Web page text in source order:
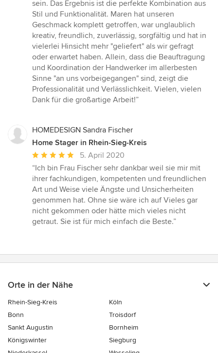
sein. Das Ergebnis ist die perfekte Kombination aus
Stil und Funktionalität. Maren hat unseren
Geschmack komplett getroffen, war unglaublich
kreativ, freundlich, zuverlässig, sorgfältig und hat in
vielerlei Hinsicht mehr "geliefert" als wir gefragt
oder erwartet haben. Allein, dass die Beauftragung
und Koordination der Handwerker im allerbesten
Sinne "an uns vorbeigegangen" sind, zeigt die
Professionalität und Verlässlichkeit. Vielen, vielen
Dank für die großartige Arbeit!”
HOMEDESIGN Sandra Fischer
Home Stager in Rhein-Sieg-Kreis
Durchschnittliche
Bewertung:
5
von
5
Sternen
5. April 2020
“Ich bin Frau Fischer sehr dankbar weil sie mir mit
ihrer fachkundigen, kompetenten und freundlichen
Art und Weise viele Ängste und Unsicherheiten
genommen hat. Ohne sie wäre ich auf Vieles gar
nicht gekommen oder hätte mich vieles nicht
getraut. Sie ist für mich einfach die Beste.”
Orte in der Nähe
Rhein-Sieg-Kreis
Köln
Bonn
Troisdorf
Sankt Augustin
Bornheim
Königswinter
Siegburg